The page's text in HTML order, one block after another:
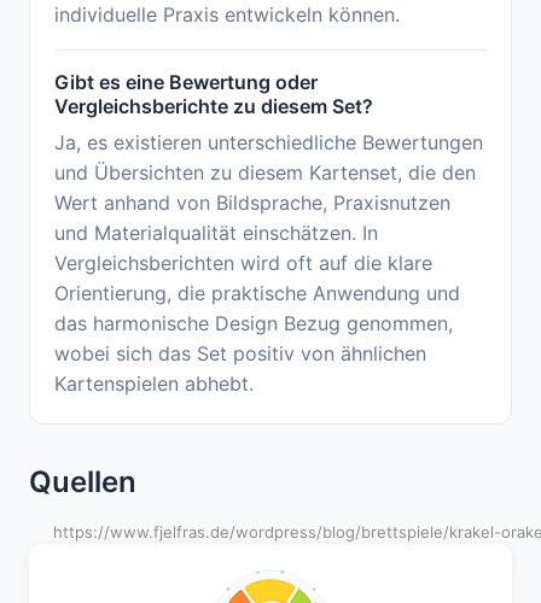
individuelle Praxis entwickeln können.
Gibt es eine Bewertung oder
Vergleichsberichte zu diesem Set?
Ja, es existieren unterschiedliche Bewertungen
und Übersichten zu diesem Kartenset, die den
Wert anhand von Bildsprache, Praxisnutzen
und Materialqualität einschätzen. In
Vergleichsberichten wird oft auf die klare
Orientierung, die praktische Anwendung und
das harmonische Design Bezug genommen,
wobei sich das Set positiv von ähnlichen
Kartenspielen abhebt.
Quellen
https://www.fjelfras.de/wordpress/blog/brettspiele/krakel-